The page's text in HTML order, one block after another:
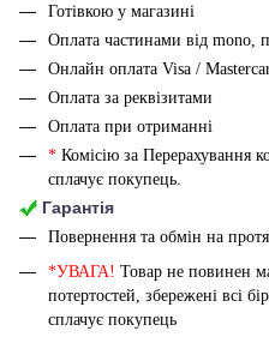
Готівкою у магазині
Оплата частинами від mono,
Онлайн оплата Visa /
Оплата за реквізитами
Оплата при отриманні
* Комісію за Перерахування
сплачує покупець.
Гарантія
Повернення та обмін на
*УВАГА! Товар не повинен
потертостей, збережені всі
сплачує покупець